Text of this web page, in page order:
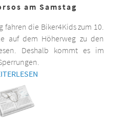
am Samstag
fahren die Biker4Kids zum 10.
auf dem Höherweg zu den
Deshalb kommt es im